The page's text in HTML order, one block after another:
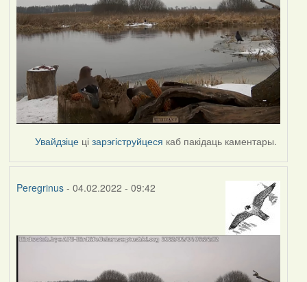
Увайдзіце цізарэгіструйцеся каб пакідаць каментары.
Peregrinus- 04.02.2022 - 09:42